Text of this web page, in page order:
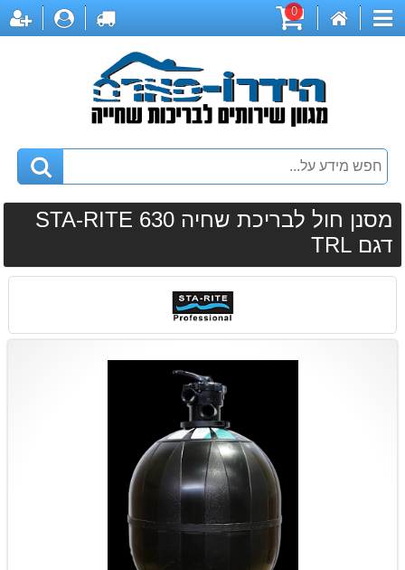
קטגוריות
0
לקופה
מסנן חול לבריכת שחיה STA-RITE 630
דגם TRL